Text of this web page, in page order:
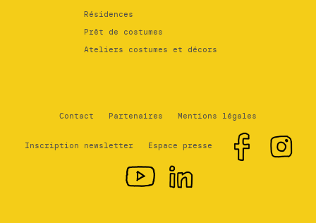
Résidences
Prêt de costumes
Ateliers costumes et décors
Contact Partenaires Mentions légales
Inscription newsletter Espace presse